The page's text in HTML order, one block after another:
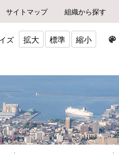
サイトマップ 組織から探す
ズ 拡大 標準 縮小